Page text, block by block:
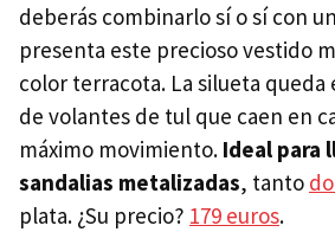
deberás combinarlo sí o sí con
presenta este precioso vestido
color terracota. La silueta queda
de volantes de tul que caen en
máximo movimiento. Ideal para
sandalias metalizadas, tanto
plata. ¿Su precio? 179 euros.